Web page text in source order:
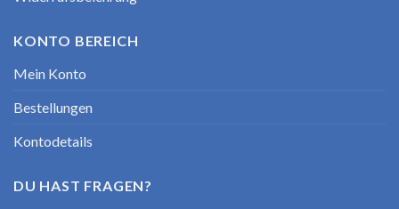
KONTO BEREICH
Mein Konto
Bestellungen
Kontodetails
DU HAST FRAGEN?